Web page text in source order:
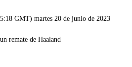
GMT) martes 20 de junio de 2023